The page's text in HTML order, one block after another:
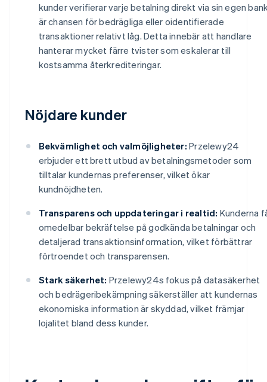
kunder verifierar varje betalning direkt via sin egen
är chansen för bedrägliga eller oidentifierade
transaktioner relativt låg. Detta innebär att handlare
hanterar mycket färre tvister som eskalerar till
kostsamma återkrediteringar.
Nöjdare kunder
Bekvämlighet och valmöjligheter: Przelewy24
erbjuder ett brett utbud av betalningsmetoder som
tilltalar kundernas preferenser, vilket ökar
kundnöjdheten.
Transparens och uppdateringar i realtid: Kunderna
omedelbar bekräftelse på godkända betalningar och
detaljerad transaktionsinformation, vilket förbättrar
förtroendet och transparensen.
Stark säkerhet: Przelewy24s fokus på datasäkerhet
och bedrägeribekämpning säkerställer att kundernas
ekonomiska information är skyddad, vilket främjar
lojalitet bland dess kunder.